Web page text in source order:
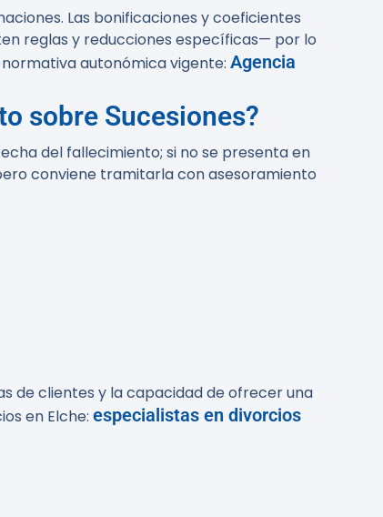
Las bonificaciones y coeficientes
reglas y reducciones específicas— por lo
autonómica vigente: Agencia
sobre Sucesiones?
del fallecimiento; si no se presenta en
conviene tramitarla con asesoramiento
de clientes y la capacidad de ofrecer una
en Elche: especialistas en divorcios